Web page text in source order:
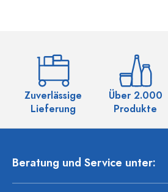
Zuverlässige
Lieferung
Über 2.000
Produkte
Beratung und Service unter: